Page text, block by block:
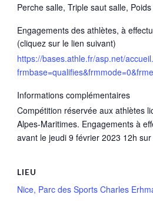
Perche salle, Triple saut salle,
Engagements des athlètes, à
(cliquez sur le lien suivant)
https://bases.athle.fr/asp.net/
Informations complémentaires
Compétition réservée aux athlètes
Alpes-Maritimes. Engagements à
avant le jeudi 9 février 2023 12h
LIEU
Nice, Parc des Sports Charles